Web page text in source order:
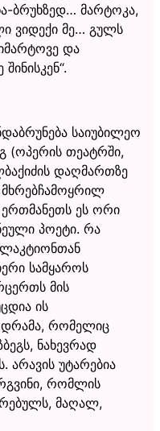
ბრუხზედ… მარტოკა,
ვიდექი მე… გულს
და
შინისკენ“.
საიუბილეო
(ოპერის თეატრში,
დაღმართზე
ეს ორი
პოეტი. რა
სამყაროს
მის
ის
რომელიც
ნახევრად
არავის უტარებია
რომლის
მაღალ,